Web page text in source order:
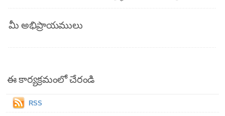
మీ అభిప్రాయములు
ఈ కార్యక్రమంలో చేరండి
RSS